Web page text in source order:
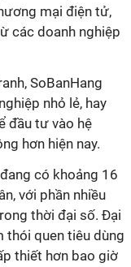
mại điện tử,
các doanh nghiệp
SoBanHang
nhỏ lẻ, hay
đầu tư vào hệ
hơn hiện nay.
có khoảng 16
với phần nhiều
thời đại số. Đại
thói quen tiêu dùng
thiết hơn bao giờ